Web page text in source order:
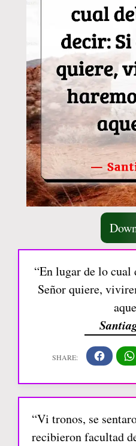
“En lugar de lo
Señor quiere,
“Vi tronos, se
recibieron facultad